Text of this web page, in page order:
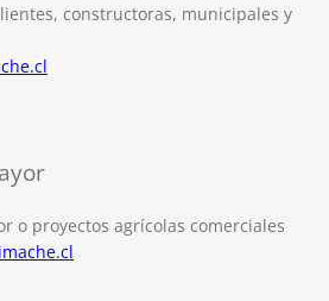
constructoras, municipales y
o proyectos agrícolas comerciales